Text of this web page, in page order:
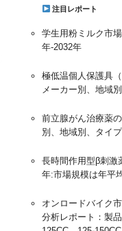
注目レポート
学生用粉ミルク市
年-2032年
極低温個人保護具
メーカー別、地域
前立腺がん治療薬
別、地域別、タイ
長時間作用型β刺激
年:市場規模は年平
オンロードバイク
分析レポート：製